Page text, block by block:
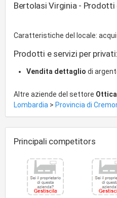
Bertolasi Virginia - Prodotti
Caratteristiche del locale:
Prodotti e servizi per privati:
Vendita dettaglio di
Altre aziende del settore
Lombardia > Provincia di
Principali competitors